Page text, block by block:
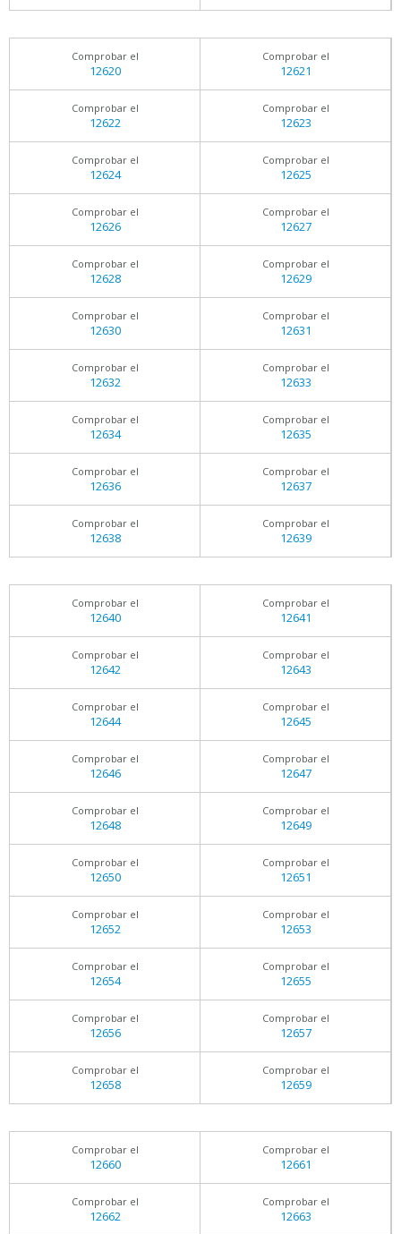
Comprobar el
12620
Comprobar el
12621
Comprobar el
12622
Comprobar el
12623
Comprobar el
12624
Comprobar el
12625
Comprobar el
12626
Comprobar el
12627
Comprobar el
12628
Comprobar el
12629
Comprobar el
12630
Comprobar el
12631
Comprobar el
12632
Comprobar el
12633
Comprobar el
12634
Comprobar el
12635
Comprobar el
12636
Comprobar el
12637
Comprobar el
12638
Comprobar el
12639
Comprobar el
12640
Comprobar el
12641
Comprobar el
12642
Comprobar el
12643
Comprobar el
12644
Comprobar el
12645
Comprobar el
12646
Comprobar el
12647
Comprobar el
12648
Comprobar el
12649
Comprobar el
12650
Comprobar el
12651
Comprobar el
12652
Comprobar el
12653
Comprobar el
12654
Comprobar el
12655
Comprobar el
12656
Comprobar el
12657
Comprobar el
12658
Comprobar el
12659
Comprobar el
12660
Comprobar el
12661
Comprobar el
12662
Comprobar el
12663